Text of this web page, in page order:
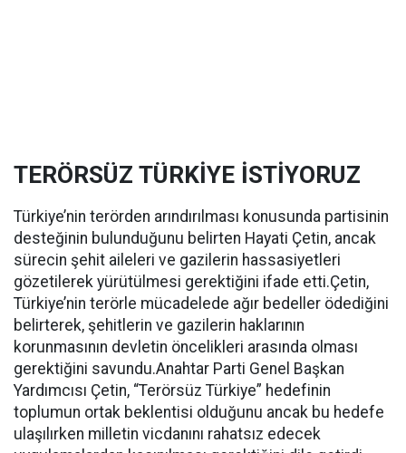
TERÖRSÜZ TÜRKİYE İSTİYORUZ
Türkiye’nin terörden arındırılması konusunda partisinin
desteğinin bulunduğunu belirten Hayati Çetin, ancak
sürecin şehit aileleri ve gazilerin hassasiyetleri
gözetilerek yürütülmesi gerektiğini ifade etti.Çetin,
Türkiye’nin terörle mücadelede ağır bedeller ödediğini
belirterek, şehitlerin ve gazilerin haklarının
korunmasının devletin öncelikleri arasında olması
gerektiğini savundu.Anahtar Parti Genel Başkan
Yardımcısı Çetin, “Terörsüz Türkiye” hedefinin
toplumun ortak beklentisi olduğunu ancak bu hedefe
ulaşılırken milletin vicdanını rahatsız edecek